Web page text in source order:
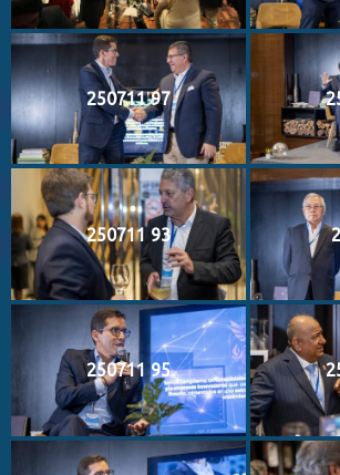
250711 97
250711 93
250711 95